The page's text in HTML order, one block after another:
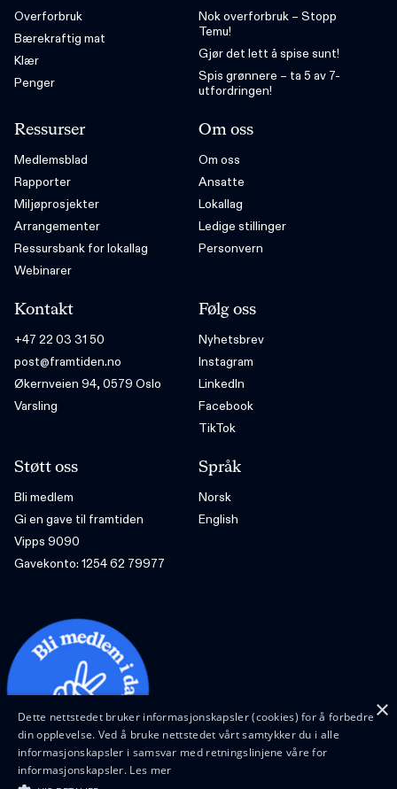
Overforbruk
Bærekraftig mat
Klær
Penger
Nok overforbruk – Stopp
Temu!
Gjør det lett å spise sunt!
Spis grønnere – ta 5 av 7-
utfordringen!
Ressurser
Medlemsblad
Rapporter
Miljøprosjekter
Arrangementer
Ressursbank for lokallag
Webinarer
Om oss
Om oss
Ansatte
Lokallag
Ledige stillinger
Personvern
Kontakt
+47 22 03 31 50
post@framtiden.no
Økernveien 94, 0579 Oslo
Varsling
Følg oss
Nyhetsbrev
Instagram
LinkedIn
Facebook
TikTok
Støtt oss
Bli medlem
Gi en gave til framtiden
Vipps 9090
Gavekonto: 1254 62 79977
Språk
Norsk
English
×
Dette nettstedet bruker informasjonskapsler (cookies) for å forbedre
din opplevelse. Ved å bruke nettstedet vårt samtykker du i alle
informasjonskapsler i samsvar med retningslinjene våre for
informasjonskapsler. Les mer